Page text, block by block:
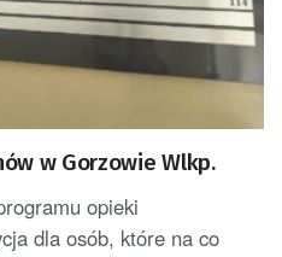
w Gorzowie Wlkp.
opieki
dla osób, które na co